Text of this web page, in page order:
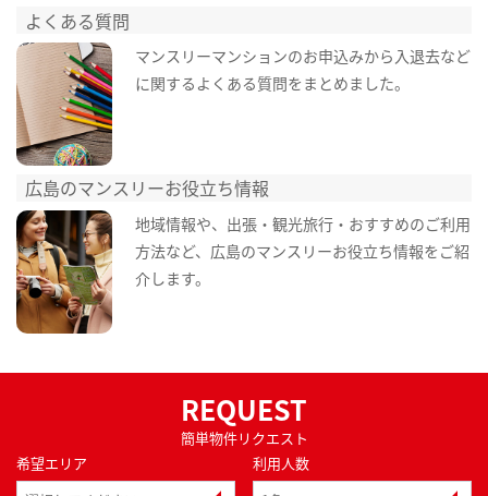
よくある質問
マンスリーマンションのお申込みから入退去など
に関するよくある質問をまとめました。
広島のマンスリーお役立ち情報
地域情報や、出張・観光旅行・おすすめのご利用
方法など、広島のマンスリーお役立ち情報をご紹
介します。
REQUEST
簡単物件リクエスト
希望エリア
利用人数